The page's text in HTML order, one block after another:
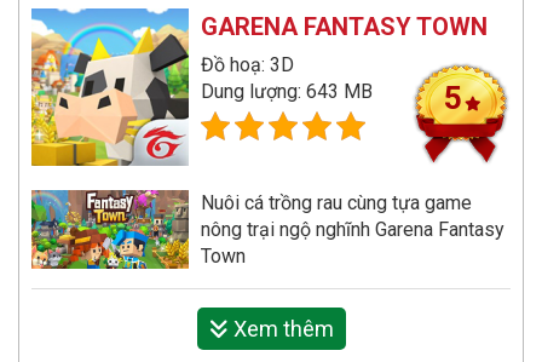
GARENA FANTASY TOWN
Đồ hoạ: 3D
Dung lượng: 643 MB
5
Nuôi cá trồng rau cùng tựa game
nông trại ngộ nghĩnh Garena Fantasy
Town
Xem thêm